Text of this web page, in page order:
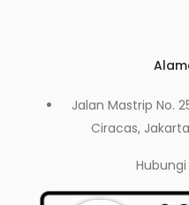
Jalan Mastrip No.
Ciracas,